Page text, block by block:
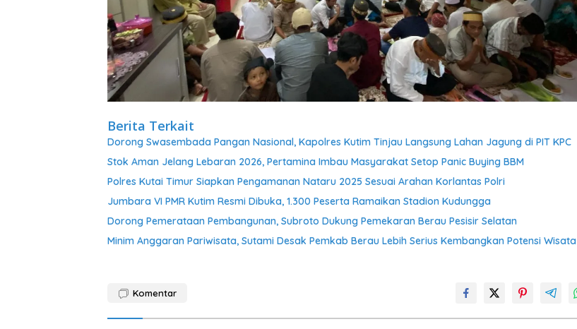
Berita Terkait
Dorong Swasembada Pangan Nasional, Kapolres Kutim Tinjau Langsung Lahan Jagung di PIT KPC
Stok Aman Jelang Lebaran 2026, Pertamina Imbau Masyarakat Setop Panic Buying BBM
Polres Kutai Timur Siapkan Pengamanan Nataru 2025 Sesuai Arahan Korlantas Polri
Jumbara VI PMR Kutim Resmi Dibuka, 1.300 Peserta Ramaikan Stadion Kudungga
Dorong Pemerataan Pembangunan, Subroto Dukung Pemekaran Berau Pesisir Selatan
Minim Anggaran Pariwisata, Sutami Desak Pemkab Berau Lebih Serius Kembangkan Potensi Wisata
Komentar